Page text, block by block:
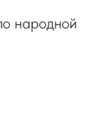
народной